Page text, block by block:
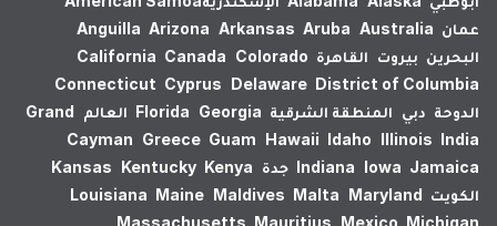
عمان
Anguilla Arizona Arkansas Aruba Australia
البحرين بيروت القاهرة California Canada Colorado
Connecticut Cyprus Delaware District of Columbia
الدوحة دبي المنطقة الشرقية Florida Georgia العالم
Grand
Cayman Greece Guam Hawaii Idaho Illinois India
Indiana Iowa Jamaica جدة Kansas Kentucky Kenya
الكويت
Louisiana Maine Maldives Malta Maryland